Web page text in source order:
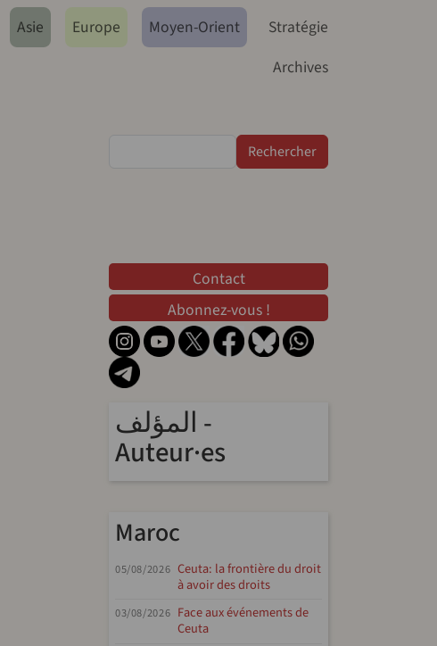
Asie Europe Moyen-Orient
Stratégie
Archives
Contact
Abonnez-vous !
المؤلف -
Auteur·es
Maroc
05/08/2026 Ceuta: la frontière du droit
à avoir des droits
03/08/2026 Face aux événements de
Ceuta